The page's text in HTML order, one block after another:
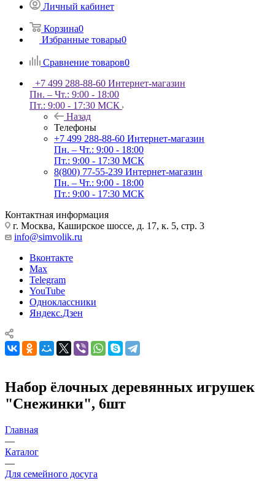
Личный кабинет
Корзина0
Избранные товары0
Сравнение товаров0
+7 499 288-88-60 Интернет-магазин
Пн. – Чт.: 9:00 - 18:00
Пт.: 9:00 - 17:30 МСК
Назад
Телефоны
+7 499 288-88-60 Интернет-магазин
Пн. – Чт.: 9:00 - 18:00
Пт.: 9:00 - 17:30 МСК
8(800) 77-55-239 Интернет-магазин
Пн. – Чт.: 9:00 - 18:00
Пт.: 9:00 - 17:30 МСК
Контактная информация
г. Москва, Каширское шоссе, д. 17, к. 5, стр. 3
info@simvolik.ru
Вконтакте
Max
Telegram
YouTube
Одноклассники
Яндекс.Дзен
Набор ёлочных деревянных игрушек
"Снежинки", 6шт
Главная
—
Каталог
—
Для семейного досуга